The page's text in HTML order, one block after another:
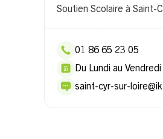
Soutien Scolaire à Saint-
01 86 65 23 05
Du Lundi au
saint-cyr-sur-